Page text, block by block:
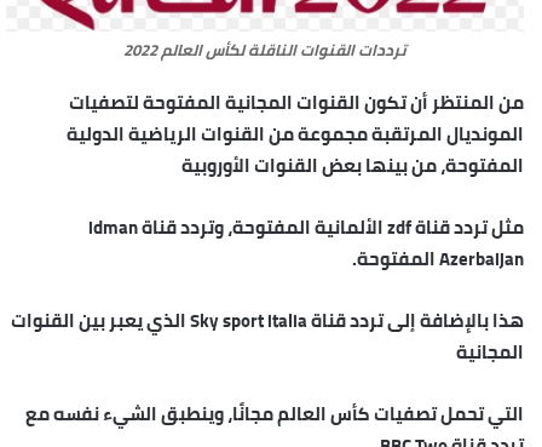
ترددات القنوات الناقلة لكأس العالم 2022
من المنتظر أن تكون القنوات المجانية المفتوحة لتصفيات
المونديال المرتقبة مجموعة من القنوات الرياضية الدولية
المفتوحة، من بينها بعض القنوات الأوروبية
مثل تردد قناة zdf الألمانية المفتوحة، وتردد قناة idman
Azerbaijan المفتوحة.
هذا بالإضافة إلى تردد قناة Sky sport italia الذي يعبر بين القنوات
المجانية
التي تحمل تصفيات كأس العالم مجانًا، وينطبق الشيء نفسه مع